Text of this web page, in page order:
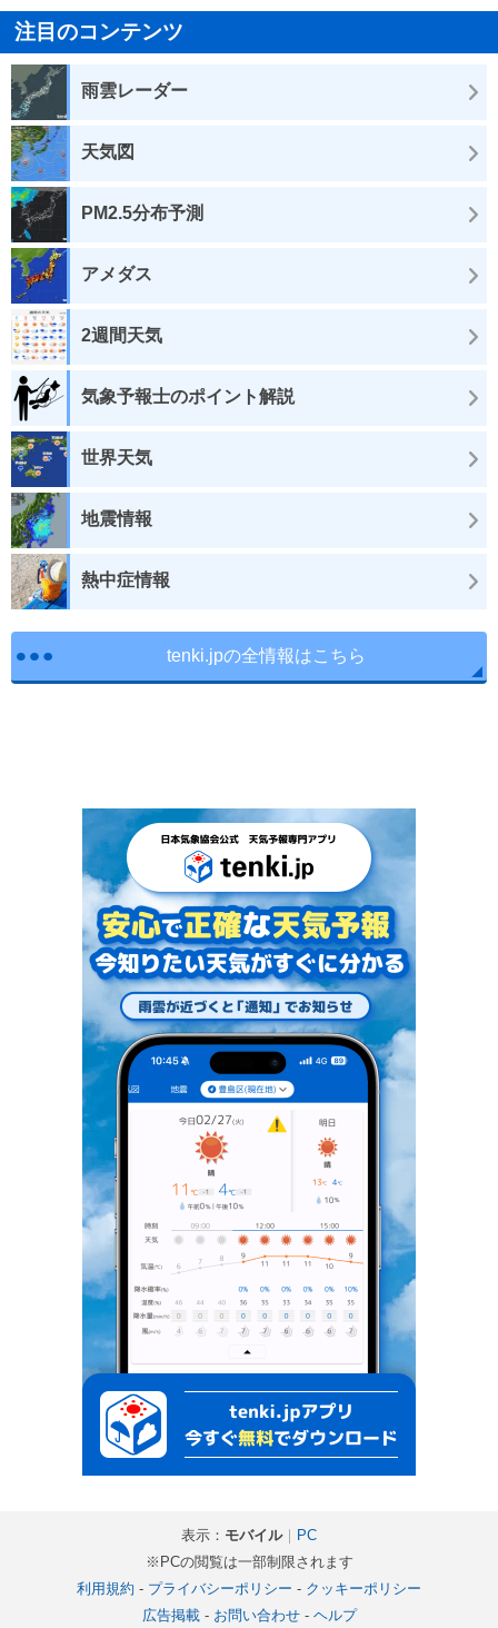
注目のコンテンツ
雨雲レーダー
天気図
PM2.5分布予測
アメダス
2週間天気
気象予報士のポイント解説
世界天気
地震情報
熱中症情報
tenki.jpの全情報はこちら
表示： モバイル｜ PC
※PCの閲覧は一部制限されます
利用規約 - プライバシーポリシー - クッキーポリシー
広告掲載- お問い合わせ- ヘルプ